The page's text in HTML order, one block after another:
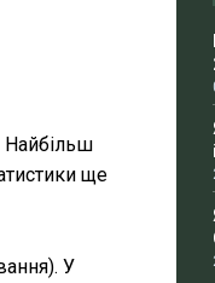
Найбільш
ще
У